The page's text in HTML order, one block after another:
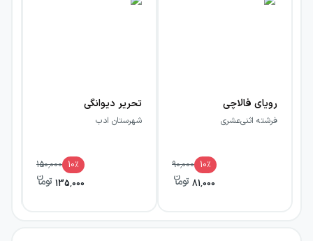
رویای فالاچی
فرشته اثنی‌عشری
90,000 10٪
81,000
تحریر دیوانگی
شهرستان ادب
150,000 10٪
135,000